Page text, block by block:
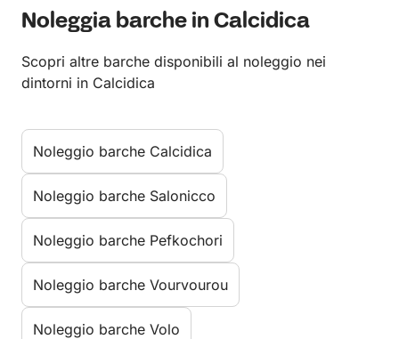
Noleggia barche in Calcidica
Scopri altre barche disponibili al noleggio nei
dintorni in Calcidica
Noleggio barche Calcidica
Noleggio barche Salonicco
Noleggio barche Pefkochori
Noleggio barche Vourvourou
Noleggio barche Volo